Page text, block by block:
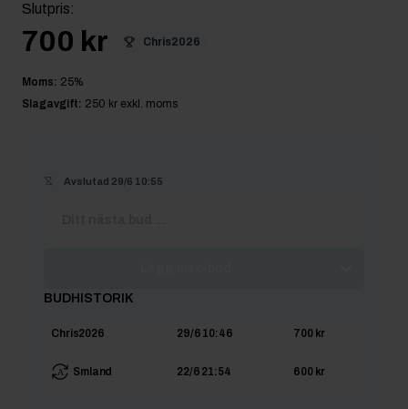
Slutpris:
700 kr Chris2026
Moms: 25%
Slagavgift: 250 kr exkl. moms
Avslutad 29/6 10:55
BUDHISTORIK
Chris2026 29/6 10:46 700 kr
Smland 22/6 21:54 600 kr